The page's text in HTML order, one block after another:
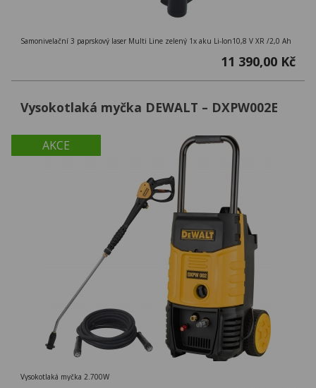
Samonivelační 3 paprskový laser Multi Line zelený 1x aku Li-Ion10,8 V XR /2,0 Ah
11 390,00 Kč
AKCE
Vysokotlaká myčka DEWALT – DXPW002E
Vysokotlaká myčka 2.700W